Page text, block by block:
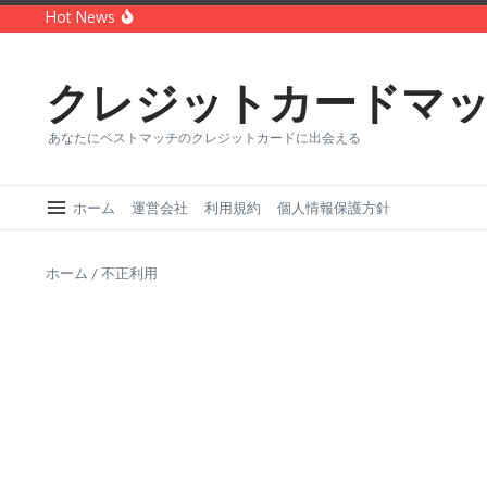
コンテンツへスキップ
Hot News
どっちがオトク？VISAカードとMasterカードを徹底比較
クレジットカードマ
あなたにベストマッチのクレジットカードに出会える
ホーム 運営会社 利用規約 個人情報保護方針
ホーム /不正利用